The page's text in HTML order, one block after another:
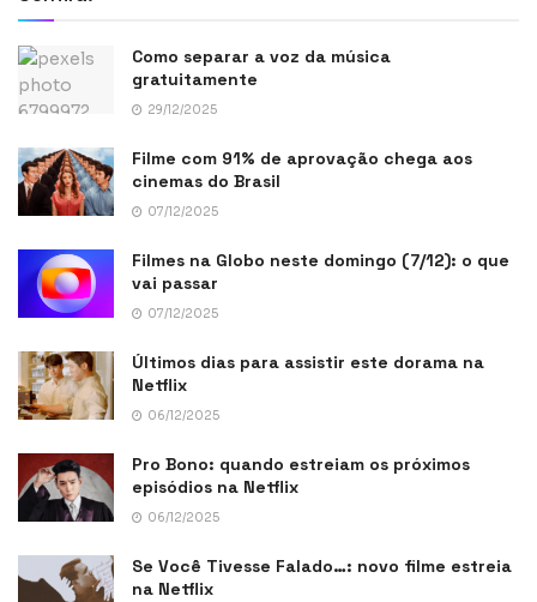
Como separar a voz da música
gratuitamente
29/12/2025
Filme com 91% de aprovação chega aos
cinemas do Brasil
07/12/2025
Filmes na Globo neste domingo (7/12): o que
vai passar
07/12/2025
Últimos dias para assistir este dorama na
Netflix
06/12/2025
Pro Bono: quando estreiam os próximos
episódios na Netflix
06/12/2025
Se Você Tivesse Falado…: novo filme estreia
na Netflix